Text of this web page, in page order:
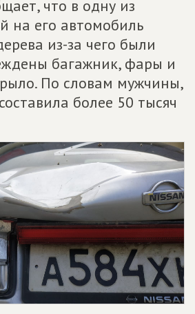
что в одну из
на его автомобиль
из-за чего были
багажник, фары и
По словам мужчины,
более 50 тысяч